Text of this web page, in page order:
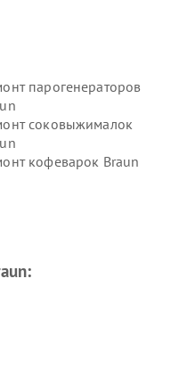
парогенераторов
соковыжималок
кофеварок Braun